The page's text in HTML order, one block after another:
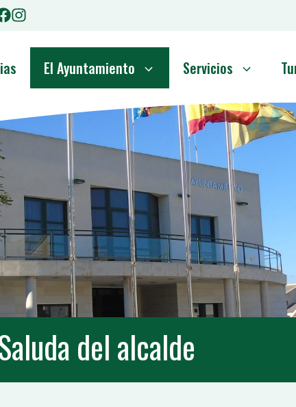
El Ayuntamiento Servicios
del alcalde